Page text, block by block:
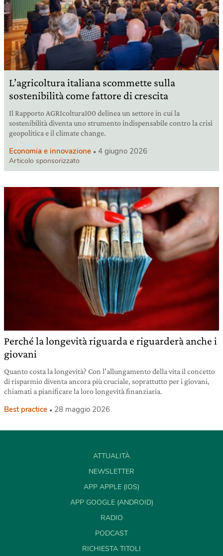
L’agricoltura italiana scommette sulla
sostenibilità come fattore di crescita
Il Rapporto AGRIcoltura100 delinea un settore in cui la
sostenibilità diventa uno strumento indispensabile contro la crisi
geopolitica e il climate change.
Economia e innovazione 4 giugno 2026
Articolo sponsorizzato
Perché la longevità riguarda e riguarderà anche i
giovani
Quanto costa la longevità? Con l’allungamento della vita il concetto
di risparmio diventa ancora più cruciale, soprattutto per i giovani,
chiamati a pianificare la loro longevità finanziaria.
Best practice 28 maggio 2026
ATTUALITÀ
NEWSLETTER
APP APPLE (IOS)
APP GOOGLE (ANDROID)
RADIO
PODCAST
RICHIESTA TITOLI